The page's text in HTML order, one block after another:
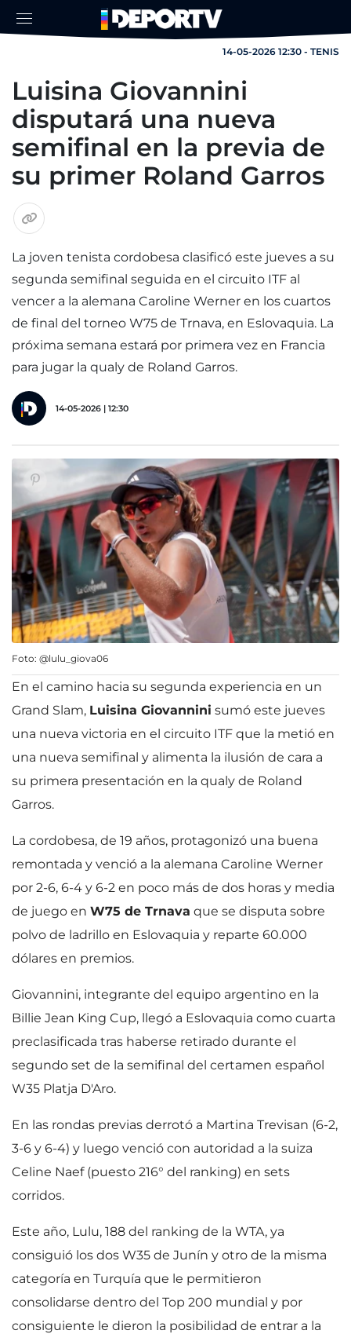
14-05-2026 12:30 - TENIS
Luisina Giovannini
disputará una nueva
semifinal en la previa de
su primer Roland Garros
La joven tenista cordobesa clasificó este jueves a su
segunda semifinal seguida en el circuito ITF al
vencer a la alemana Caroline Werner en los cuartos
de final del torneo W75 de Trnava, en Eslovaquia. La
próxima semana estará por primera vez en Francia
para jugar la qualy de Roland Garros.
14-05-2026 | 12:30
Foto: @lulu_giova06
En el camino hacia su segunda experiencia en un
Grand Slam, Luisina Giovannini sumó este jueves
una nueva victoria en el circuito ITF que la metió en
una nueva semifinal y alimenta la ilusión de cara a
su primera presentación en la qualy de Roland
Garros.
La cordobesa, de 19 años, protagonizó una buena
remontada y venció a la alemana Caroline Werner
por 2-6, 6-4 y 6-2 en poco más de dos horas y media
de juego en W75 de Trnava que se disputa sobre
polvo de ladrillo en Eslovaquia y reparte 60.000
dólares en premios.
Giovannini, integrante del equipo argentino en la
Billie Jean King Cup, llegó a Eslovaquia como cuarta
preclasificada tras haberse retirado durante el
segundo set de la semifinal del certamen español
W35 Platja D'Aro.
En las rondas previas derrotó a Martina Trevisan (6-2,
3-6 y 6-4) y luego venció con autoridad a la suiza
Celine Naef (puesto 216° del ranking) en sets
corridos.
Este año, Lulu, 188 del ranking de la WTA, ya
consiguió los dos W35 de Junín y otro de la misma
categoría en Turquía que le permitieron
consolidarse dentro del Top 200 mundial y por
consiguiente le dieron la posibilidad de entrar a la